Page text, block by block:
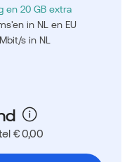
en 20 GB extra
in NL en EU
s in NL
€ 0,00